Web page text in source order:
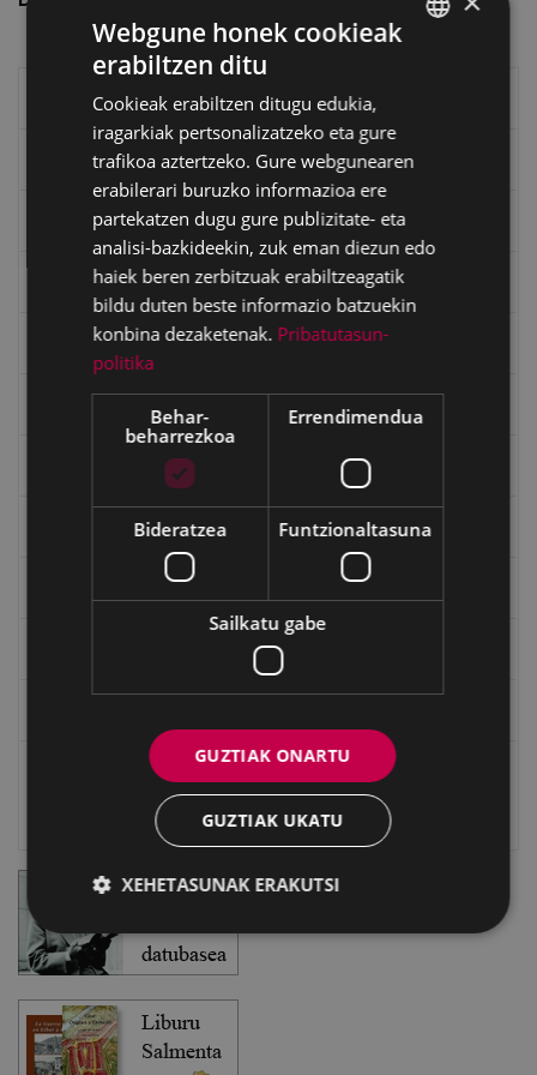
Eibarko liburuak
eta kitto
"Eibar" rebista sarean
Goi Argi aldizkaria
Kultura egitaraua
"Gure Herria" aldizkaria
Txostenak eta dokumentuak
Eibarko Idazlanen Datu-basea
Webgune honek cookieak
erabiltzen ditu
Cookieak erabiltzen ditugu edukia,
iragarkiak pertsonalizatzeko eta gure
trafikoa aztertzeko. Gure webgunearen
erabilerari buruzko informazioa ere
partekatzen dugu gure publizitate- eta
analisi-bazkideekin, zuk eman diezun edo
haiek beren zerbitzuak erabiltzeagatik
bildu duten beste informazio batzuekin
konbina dezaketenak. Pribatutasun-
politika
Behar-
beharrezkoa
Errendimendua
Bideratzea Funtzionaltasuna
Sailkatu gabe
GUZTIAK ONARTU
GUZTIAK UKATU
XEHETASUNAK ERAKUTSI